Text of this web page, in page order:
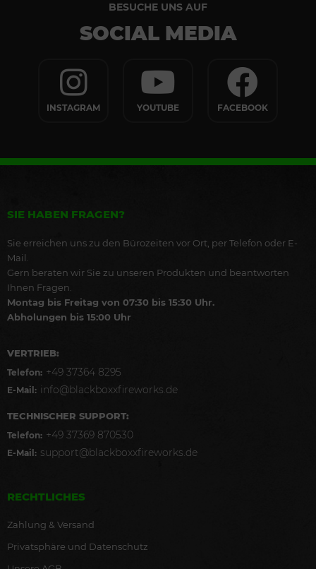
BESUCHE UNS AUF
SOCIAL MEDIA
INSTAGRAM YOUTUBE FACEBOOK
SIE HABEN FRAGEN?
Sie erreichen uns zu den Bürozeiten vor Ort, per Telefon oder E-
Mail.
Gern beraten wir Sie zu unseren Produkten und beantworten
Ihnen Fragen.
Montag bis Freitag von 07:30 bis 15:30 Uhr.
Abholungen bis 15:00 Uhr
VERTRIEB:
Telefon: +49 37364 8295
E-Mail: info@blackboxxfireworks.de
TECHNISCHER SUPPORT:
Telefon: +49 37369 870530
E-Mail: support@blackboxxfireworks.de
RECHTLICHES
Zahlung & Versand
Privatsphäre und Datenschutz